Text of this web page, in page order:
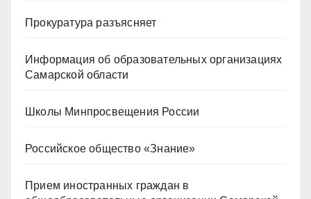
Прокуратура разъясняет
Информация об образовательных организациях
Самарской области
Школы Минпросвещения России
Российское общество «Знание»
Прием иностранных граждан в